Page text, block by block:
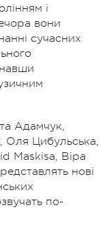
і
вони
сучасних
Адамчук,
Оля Цибульська,
Maskisa, Віра
нові
по-